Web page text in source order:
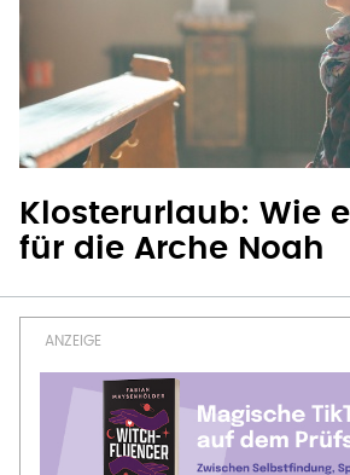
Klosterurlaub: Wie
für die Arche Noah